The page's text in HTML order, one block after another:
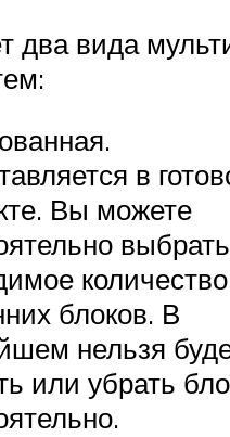
два вида
в
Вы можете
выбрать
количество
блоков. В
нельзя
или убрать